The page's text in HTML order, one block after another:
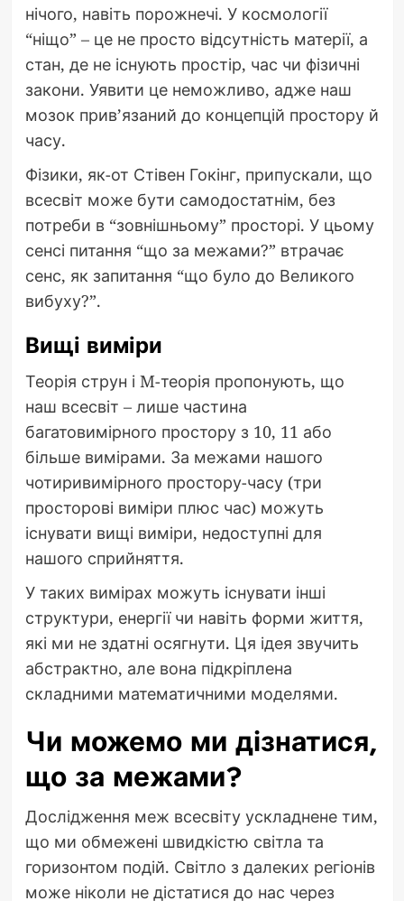
нічого, навіть порожнечі. У космології
“ніщо” – це не просто відсутність матерії, а
стан, де не існують простір, час чи фізичні
закони. Уявити це неможливо, адже наш
мозок прив’язаний до концепцій простору й
часу.
Фізики, як-от Стівен Гокінг, припускали, що
всесвіт може бути самодостатнім, без
потреби в “зовнішньому” просторі. У цьому
сенсі питання “що за межами?” втрачає
сенс, як запитання “що було до Великого
вибуху?”.
Вищі виміри
Теорія струн і M-теорія пропонують, що
наш всесвіт – лише частина
багатовимірного простору з 10, 11 або
більше вимірами. За межами нашого
чотиривимірного простору-часу (три
просторові виміри плюс час) можуть
існувати вищі виміри, недоступні для
нашого сприйняття.
У таких вимірах можуть існувати інші
структури, енергії чи навіть форми життя,
які ми не здатні осягнути. Ця ідея звучить
абстрактно, але вона підкріплена
складними математичними моделями.
Чи можемо ми дізнатися,
що за межами?
Дослідження меж всесвіту ускладнене тим,
що ми обмежені швидкістю світла та
горизонтом подій. Світло з далеких регіонів
може ніколи не дістатися до нас через